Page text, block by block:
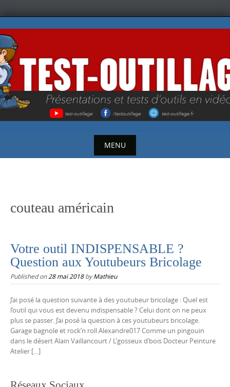
to
content
MENU
couteau américain
Votre outil INDISPENSABLE ?
Question aux Youtubeurs Bricolage
Published on28 mai 2018byMathieu
J’ai posé la question suivante à des youtubeur bricolage : Quel est
l’outil qui vous est devenu indispensable ? Celui dont on ne peux
plus se passer. J’ai posé la question à ces youtubeurs bricolage.
Garage bagnole et rock’n roll Alexandre017 Comme un pingouin
dans le désert Alain Vaillancourt / L’gosseux d’bois Docteur Peinture
Atelier […]